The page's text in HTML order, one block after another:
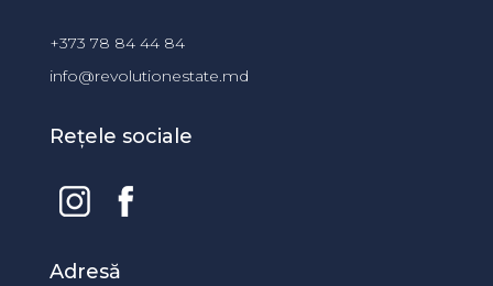
+373 78 84 44 84
info@revolutionestate.md
Rețele sociale
Adresă